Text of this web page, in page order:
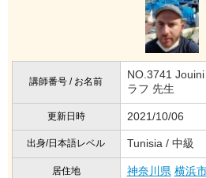
講師番号 / お名前
NO.3741
ラフ 先生
更新日時 2021/10/06
出身/日本語レベル Tunisia / 中級
居住地 神奈川県 横浜